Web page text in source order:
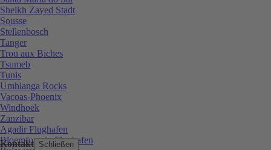
Kontakt Schließen
Sheikh Zayed Stadt
Sousse
Stellenbosch
Tanger
Trou aux Biches
Tsumeb
Tunis
Umhlanga Rocks
Vacoas-Phoenix
Windhoek
Zanzibar
Agadir Flughafen
Bloemfontein Flughafen